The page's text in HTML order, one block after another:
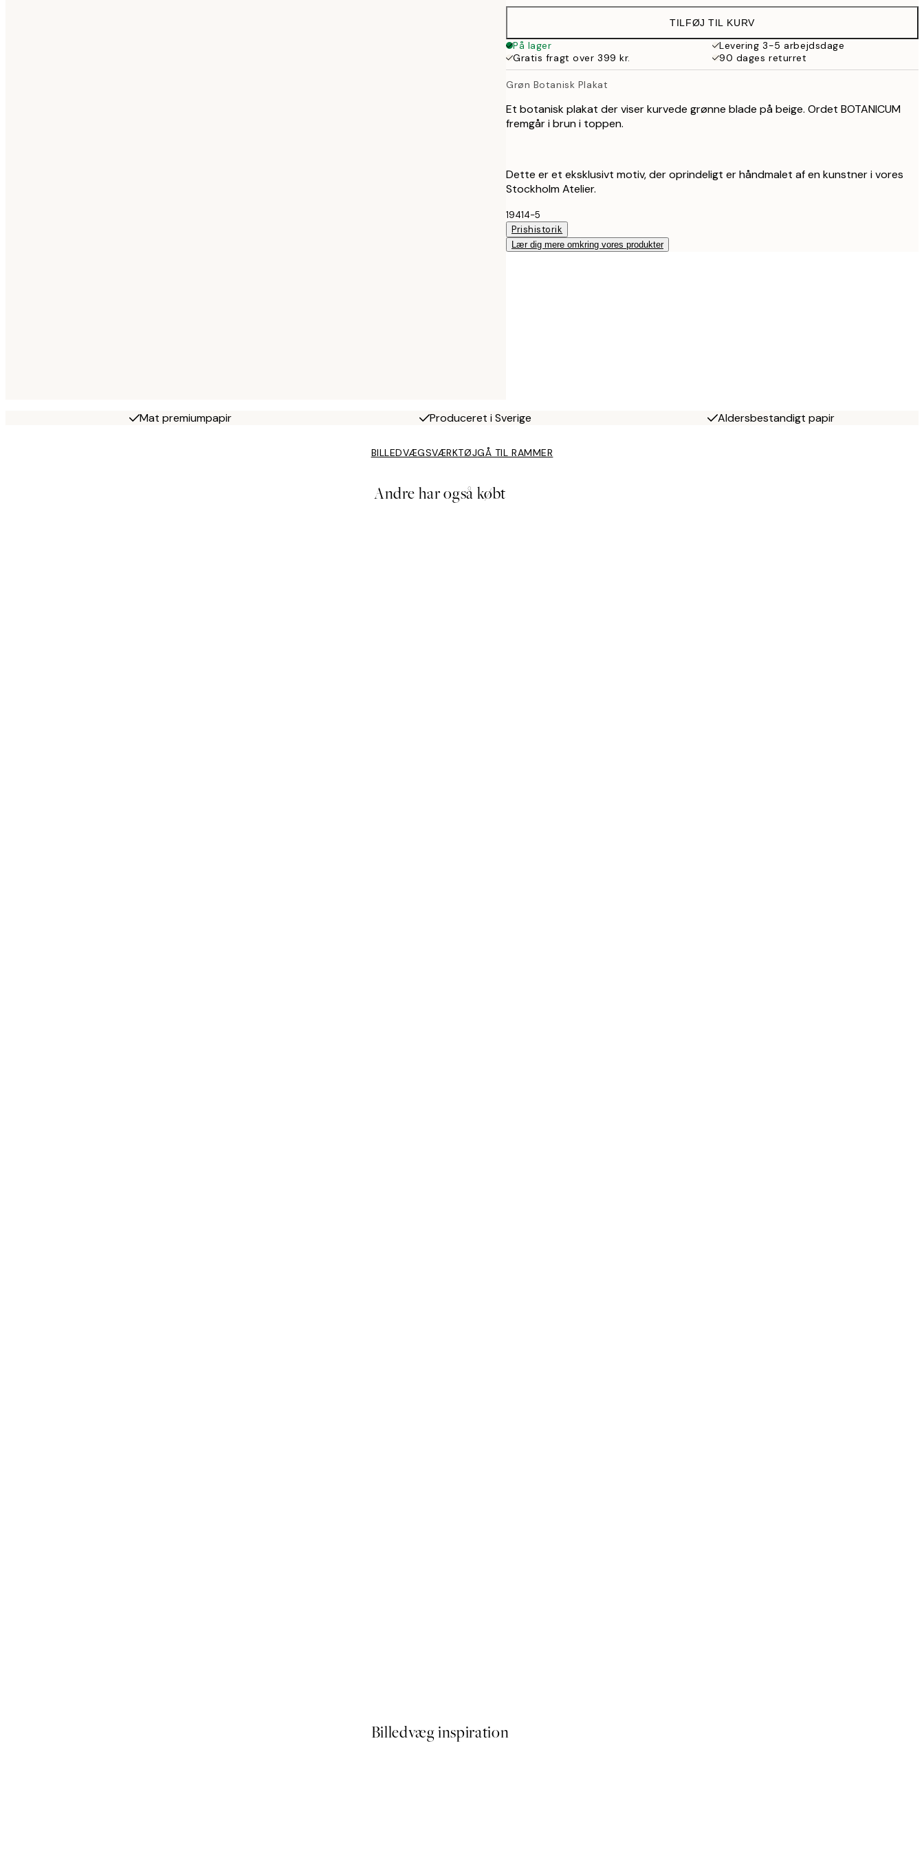
287 kr.
TILFØJ TIL KURV
På lager
Levering 3-5 arbejdsdage
Gratis fragt over 399 kr.
90 dages returret
Grøn Botanisk Plakat
Et botanisk plakat der viser kurvede grønne blade på beige. Ordet BOTANICUM
fremgår i brun i toppen.
Dette er et eksklusivt motiv, der oprindeligt er håndmalet af en kunstner i vores
Stockholm Atelier.
19414-5
Prishistorik
Lær dig mere omkring vores produkter
Mat premiumpapir Produceret i Sverige Aldersbestandigt papir
BILLEDVÆGSVÆRKTØJGÅ TIL RAMMER
Andre har også købt
Billedvæg inspiration